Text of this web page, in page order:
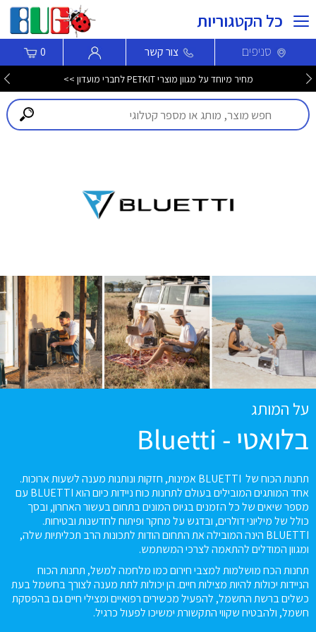
כל הקטגוריות
סניפים צור קשר 0
מחיר מיוחד על מגוון מוצרי PETKIT לחברי מועדון >>
על המותג
בלואטי - Bluetti
תחנות הכוח של BLUETTI אמינות, חזקות ונותנות מענה לשעות ארוכות.
אחד המותגים המובילים בעולם לתחנות כוח ניידות כיום הוא BLUETTI עם
מספר שיאים של כל הזמנים בגיוס המונים בתחום בעשור האחרון, ובסך
כולל של מיליוני דולרים, ובדגש על מחקר ופיתוח לחדשנות ובטיחות.
BLUETTI הינה המובילה את התחום הודות לתכונות הרב תכליתיות שלה,
ומגוון המודלים להתאמה לצרכי המשתמש.
תחנות הכח מושלמות למצבי חירום כמו מלחמה למשל, תחנות הכוח
הניידות יכולות להיות מצילות חיים. הן יכולות לתת מענה לצורך בחשמל בעת
כשלים ברשת החשמל, להפעיל מכשירים רפואיים ומצילי חיים גם בהפסקת
חשמל, ולהבטיח שקווי התקשורת ימשיכו לפעול כרגיל.